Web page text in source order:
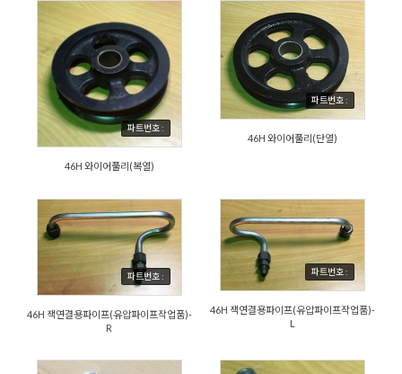
파트번호 :
46H 와이어풀리(복열)
파트번호 :
46H 와이어풀리(단열)
파트번호 :
46H 잭연결용파이프(유압파이프작업품)-
R
파트번호 :
46H 잭연결용파이프(유압파이프작업품)-
L